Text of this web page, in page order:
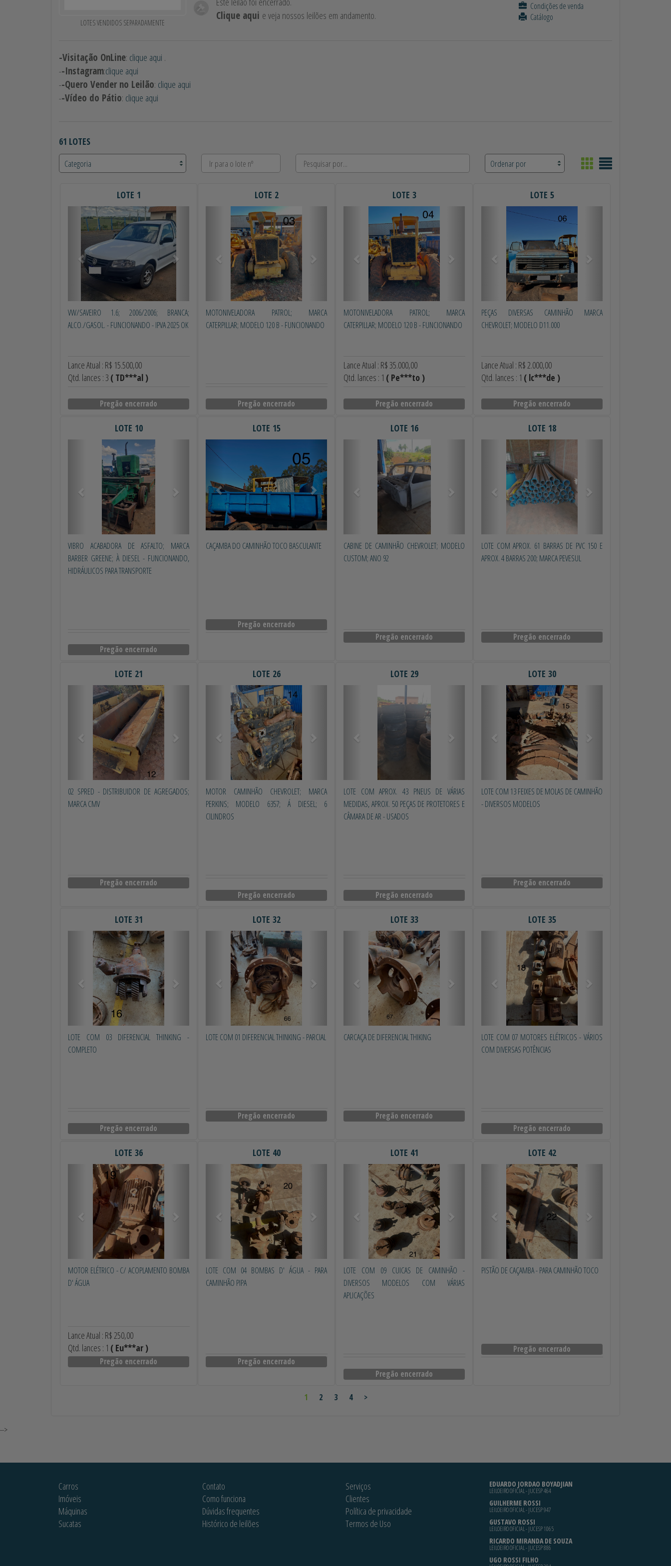
LOTES VENDIDOS SEPARADAMENTE
Clique aqui e veja nossos leilões em andamento.
Condições de venda
Catálogo
-Visitação OnLine: clique aqui .
--Instagram:clique aqui
--Quero Vender no Leilão: clique aqui
--Vídeo do Pátio: clique aqui
61 LOTES
LOTE 1
Anterior
VW/SAVEIRO 1.6; 2006/2006; BRANCA;
ALCO./GASOL. - FUNCIONANDO - IPVA 2025 OK
Lance Atual : R$ 15.500,00
Qtd. lances : 3 ( TD***al )
Pregão encerrado
LOTE 2
Anterior
MOTONIVELADORA PATROL; MARCA
CATERPILLAR; MODELO 120 B - FUNCIONANDO
Pregão encerrado
LOTE 3
MOTONIVELADORA PATROL; MARCA
CATERPILLAR; MODELO 120 B - FUNCIONANDO
Lance Atual : R$ 35.000,00
Qtd. lances : 1 ( Pe***to )
Pregão encerrado
LOTE 5
Anterior
PEÇAS DIVERSAS CAMINHÃO MARCA
CHEVROLET; MODELO D11.000
Lance Atual : R$ 2.000,00
Qtd. lances : 1 ( lc***de )
Pregão encerrado
LOTE 10
Próximo
VIBRO ACABADORA DE ASFALTO; MARCA
BARBER GREENE; À DIESEL - FUNCIONANDO,
HIDRÁULICOS PARA TRANSPORTE
Pregão encerrado
LOTE 15
CAÇAMBA DO CAMINHÃO TOCO BASCULANTE
Pregão encerrado
LOTE 16
CABINE DE CAMINHÃO CHEVROLET; MODELO
CUSTOM; ANO 92
Pregão encerrado
LOTE 18
Anterior
LOTE COM APROX. 61 BARRAS DE PVC 150 E
APROX. 4 BARRAS 200; MARCA PEVESUL
Pregão encerrado
LOTE 21
Anterior
02 SPRED - DISTRIBUIDOR DE AGREGADOS;
MARCA CMV
Pregão encerrado
LOTE 26
Anterior
MOTOR CAMINHÃO CHEVROLET; MARCA
PERKINS; MODELO 6357; Á DIESEL; 6
CILINDROS
Pregão encerrado
LOTE 29
LOTE COM APROX. 43 PNEUS DE VÁRIAS
MEDIDAS, APROX. 50 PEÇAS DE PROTETORES E
CÂMARA DE AR - USADOS
Pregão encerrado
LOTE 30
Anterior
LOTE COM 13 FEIXES DE MOLAS DE CAMINHÃO
- DIVERSOS MODELOS
Pregão encerrado
LOTE 31
Anterior
LOTE COM 03 DIFERENCIAL THINKING -
COMPLETO
Pregão encerrado
LOTE 32
Anterior
LOTE COM 01 DIFERENCIAL THINKING - PARCIAL
Pregão encerrado
LOTE 33
Anterior
CARCAÇA DE DIFERENCIAL THIKING
Pregão encerrado
LOTE 35
Anterior
LOTE COM 07 MOTORES ELÉTRICOS - VÁRIOS
COM DIVERSAS POTÊNCIAS
Pregão encerrado
LOTE 36
Anterior
MOTOR ELÉTRICO - C/ ACOPLAMENTO BOMBA
D' ÁGUA
Lance Atual : R$ 250,00
Qtd. lances : 1 ( Eu***ar )
Pregão encerrado
LOTE 40
Anterior
LOTE COM 04 BOMBAS D' ÁGUA - PARA
CAMINHÃO PIPA
Pregão encerrado
LOTE 41
Anterior
LOTE COM 09 CUICAS DE CAMINHÃO -
DIVERSOS MODELOS COM VÁRIAS
APLICAÇÕES
Pregão encerrado
LOTE 42
Anterior
PISTÃO DE CAÇAMBA - PARA CAMINHÃO TOCO
Pregão encerrado
1 2 3 4 >
-->
Carros
Imóveis
Máquinas
Sucatas
Contato
Como funciona
Dúvidas frequentes
Histórico de leilões
Serviços
Clientes
Política de privacidade
Termos de Uso
EDUARDO JORDAO BOYADJIAN
LEILOEIRO OFICIAL - JUCESP 464
GUILHERME ROSSI
LEILOEIRO OFICIAL - JUCESP 947
GUSTAVO ROSSI
LEILOEIRO OFICIAL - JUCESP 1065
RICARDO MIRANDA DE SOUZA
LEILOEIRO OFICIAL - JUCESP 886
UGO ROSSI FILHO